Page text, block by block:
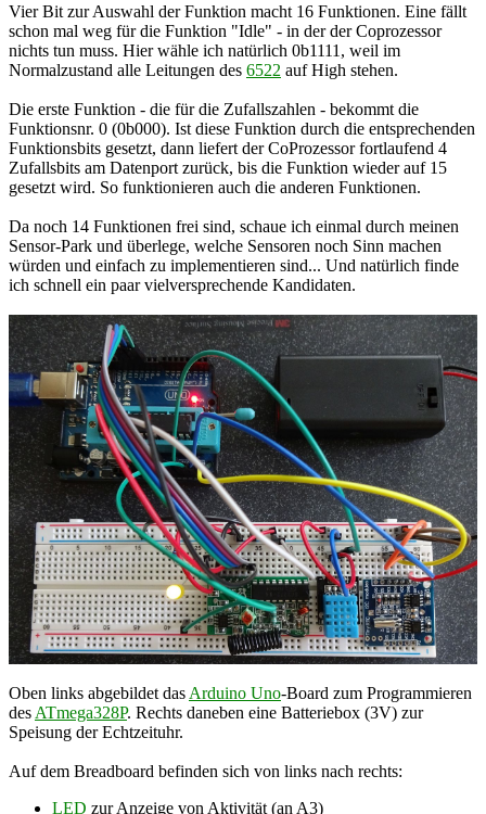
Vier Bit zur Auswahl der Funktion macht 16 Funktionen. Eine fällt
schon mal weg für die Funktion "Idle" - in der der Coprozessor
nichts tun muss. Hier wähle ich natürlich 0b1111, weil im
Normalzustand alle Leitungen des 6522 auf High stehen.
Die erste Funktion - die für die Zufallszahlen - bekommt die
Funktionsnr. 0 (0b000). Ist diese Funktion durch die entsprechenden
Funktionsbits gesetzt, dann liefert der CoProzessor fortlaufend 4
Zufallsbits am Datenport zurück, bis die Funktion wieder auf 15
gesetzt wird. So funktionieren auch die anderen Funktionen.
Da noch 14 Funktionen frei sind, schaue ich einmal durch meinen
Sensor-Park und überlege, welche Sensoren noch Sinn machen
würden und einfach zu implementieren sind... Und natürlich finde
ich schnell ein paar vielversprechende Kandidaten.
Oben links abgebildet das Arduino Uno-Board zum Programmieren
des ATmega328P. Rechts daneben eine Batteriebox (3V) zur
Speisung der Echtzeituhr.
Auf dem Breadboard befinden sich von links nach rechts:
LED zur Anzeige von Aktivität (an A3)